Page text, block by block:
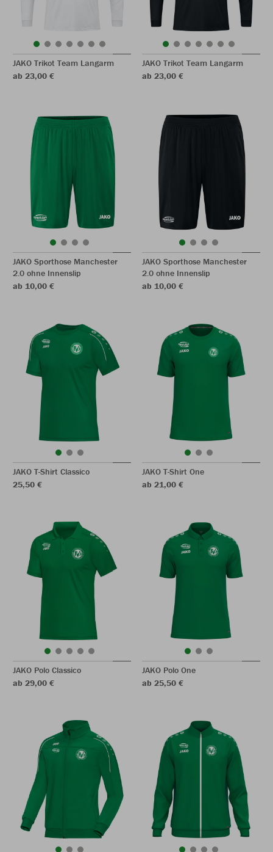
JAKO Trikot Team Langarm
ab 23,00 €
JAKO Trikot Team Langarm
ab 23,00 €
JAKO Sporthose Manchester
2.0 ohne Innenslip
ab 10,00 €
JAKO Sporthose Manchester
2.0 ohne Innenslip
ab 10,00 €
JAKO T-Shirt Classico
25,50 €
JAKO T-Shirt One
ab 21,00 €
JAKO Polo Classico
ab 29,00 €
JAKO Polo One
ab 25,50 €